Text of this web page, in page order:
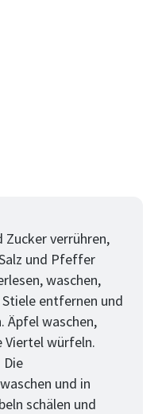
Zucker verrühren,
und Pfeffer
waschen,
entfernen und
Äpfel waschen,
Viertel würfeln.
Die
und in
schälen und